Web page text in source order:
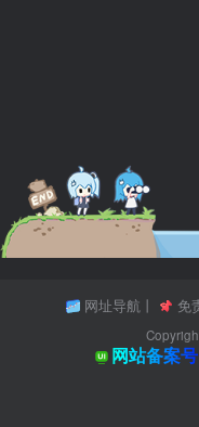
网址导航 丨 免
网站备案